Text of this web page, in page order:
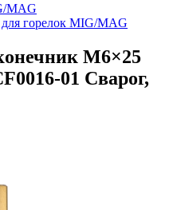
MAG
горелок MIG/MAG
M6×25
01 Сварог,